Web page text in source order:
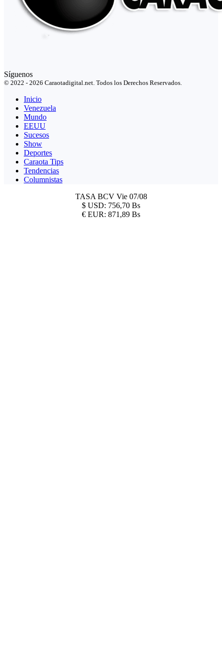
Síguenos
© 2022 - 2026 Caraotadigital.net. Todos los Derechos Reservados.
Inicio
Venezuela
Mundo
EEUU
Sucesos
Show
Deportes
Caraota Tips
Tendencias
Columnistas
TASA BCV Vie 07/08
$ USD: 756,70 Bs
€ EUR: 871,89 Bs